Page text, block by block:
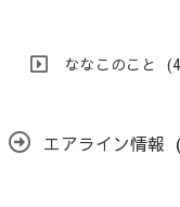
ななこのこと
エアライン情報